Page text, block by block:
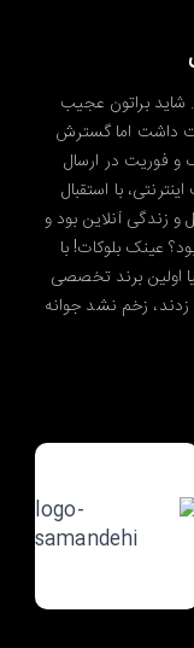
براتون عجیب
داشت اما گسترش
فوریت در ارسال
با استقبال
زندگی آنلاین بود و
عینک بلوکات! با
اولین برند تخصصی
زدند، زخم نشد جوانه